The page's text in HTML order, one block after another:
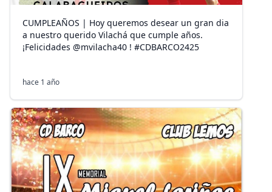
CUMPLEAÑOS | Hoy queremos desear un gran dia
a nuestro querido Vilachá que cumple años.
¡Felicidades @mvilacha40 ! #CDBARCO2425
hace 1 año